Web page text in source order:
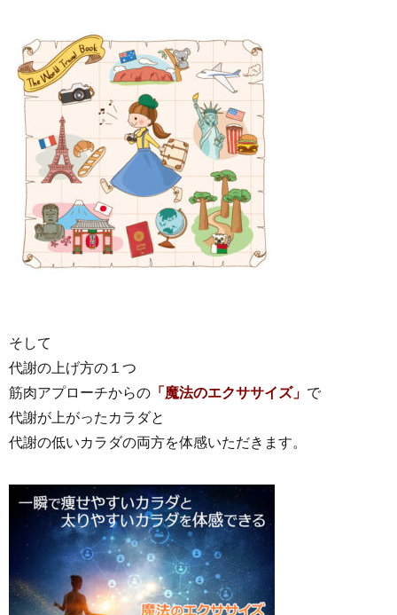
そして
代謝の上げ方の１つ
筋肉アプローチからの 「魔法のエクササイズ」 で
代謝が上がったカラダと
代謝の低いカラダの両方を体感いただきます。